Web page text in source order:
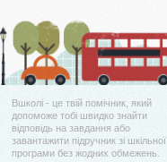
Вшколі - це твій помічник, який
допоможе тобі швидко знайти
відповідь на завдання або
завантажити підручник зі шкільної
програми без жодних обмежень.